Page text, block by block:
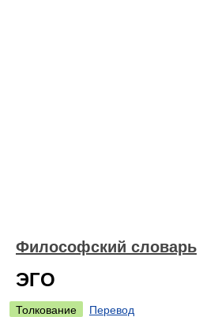
Философский словарь
ЭГО
Толкование
Перевод